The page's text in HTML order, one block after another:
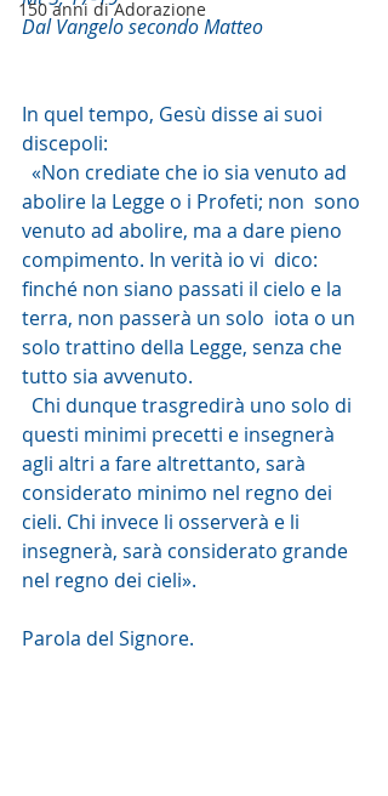
150 anni di Adorazione
Dal Vangelo secondo Matteo
In quel tempo, Gesù disse ai suoi
discepoli:
abolire la Legge o i Profeti; non  sono
venuto ad abolire, ma a dare pieno
compimento. In verità io vi  dico:
finché non siano passati il cielo e la
terra, non passerà un solo  iota o un
solo trattino della Legge, senza che
tutto sia avvenuto.
questi minimi precetti e insegnerà
agli altri a fare altrettanto, sarà
considerato minimo nel regno dei
cieli. Chi invece li osserverà e li
insegnerà, sarà considerato grande
nel regno dei cieli».
Parola del Signore.